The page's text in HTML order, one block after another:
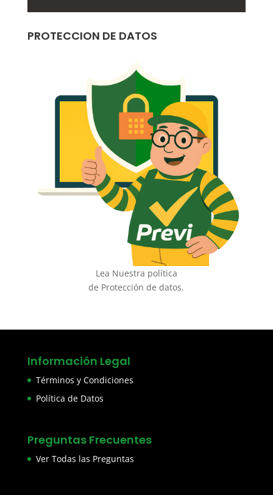
PROTECCION DE DATOS
Lea Nuestra política
de Protección de datos.
Información Legal
Términos y Condiciones
Política de Datos
Preguntas Frecuentes
Ver Todas las Preguntas